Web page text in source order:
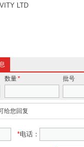
LTD
数量* 批号
给您回复
*电话：